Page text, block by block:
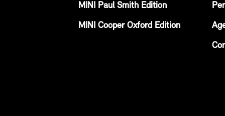
MINI Paul Smith Edition
MINI Cooper Oxford Edition